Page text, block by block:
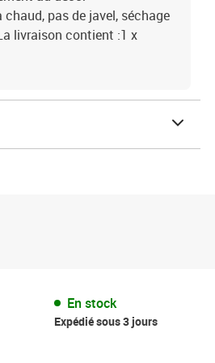
pas de javel, séchage
livraison contient :1 x
En stock
Expédié sous 3 jours